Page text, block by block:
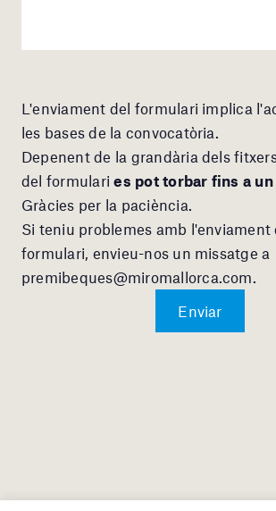
L'enviament del formulari implica
les bases de la convocatòria.
Depenent de la grandària dels
del formularies pot torbar fins a
Gràcies per la paciència.
Si teniu problemes amb l'enviament
formulari, envieu-nos un missatge a
premibeques@miromallorca.com.